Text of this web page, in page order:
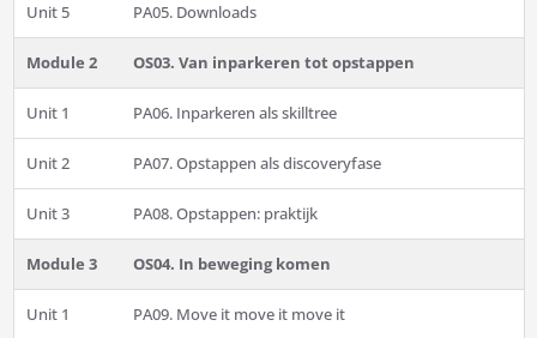
Unit 5 PA05. Downloads
Module 2 OS03. Van inparkeren tot opstappen
Unit 1 PA06. Inparkeren als skilltree
Unit 2 PA07. Opstappen als discoveryfase
Unit 3 PA08. Opstappen: praktijk
Module 3 OS04. In beweging komen
Unit 1 PA09. Move it move it move it